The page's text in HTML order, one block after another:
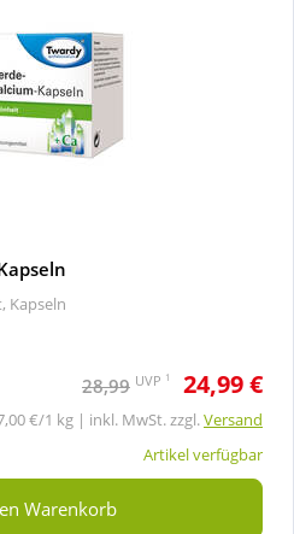
Kapseln
28,99 UVP 1 24,99 €
€/1 kg | inkl. MwSt. zzgl.Versand
Artikel verfügbar
Warenkorb